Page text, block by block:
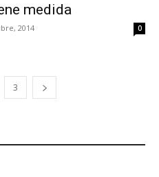
medida
2014 0
3